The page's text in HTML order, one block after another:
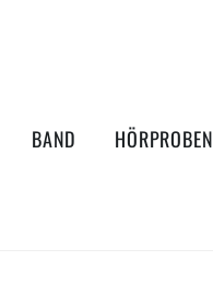
BAND HÖRPROBEN